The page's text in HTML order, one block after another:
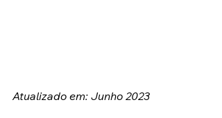
Atualizado em: Junho 2023